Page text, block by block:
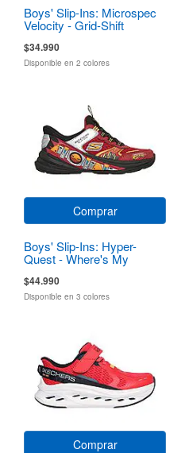
Boys' Slip-Ins: Microspec
Velocity - Grid-Shift
$34.990
Disponible en 2 colores
Comprar
Boys' Slip-Ins: Hyper-
Quest - Where's My
$44.990
Disponible en 3 colores
Comprar